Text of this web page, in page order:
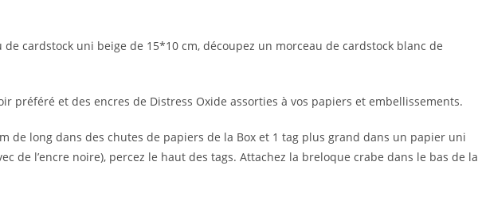
de cardstock uni beige de 15*10 cm, découpez un morceau de cardstock blanc de
préféré et des encres de Distress Oxide assorties à vos papiers et embellissements.
de long dans des chutes de papiers de la Box et 1 tag plus grand dans un papier uni
de l’encre noire), percez le haut des tags. Attachez la breloque crabe dans le bas de la